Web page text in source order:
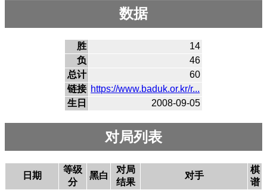
数据
胜
14
负
46
总计
60
链接 https://www.baduk.or.kr/r...
生日
2008-09-05
对局列表
日期
等级
分
黑白
对局
结果
对手
棋
谱